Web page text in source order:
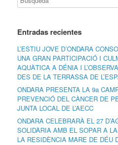
Entradas recientes
L’ESTIU JOVE D’ONDARA
UNA GRAN PARTICIPACIÓ I
AQUÀTICA A DÉNIA I
DES DE LA TERRASSA DE
ONDARA PRESENTA LA 9a
PREVENCIÓ DEL CÀNCER DE
JUNTA LOCAL DE L’AECC
ONDARA CELEBRARÀ EL 27
SOLIDÀRIA AMB EL SOPAR A
LA RESIDÈNCIA MARE DE DÉU